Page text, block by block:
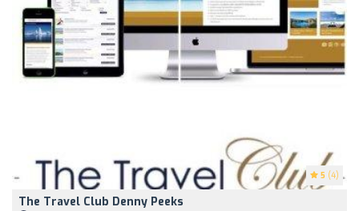
5 (4)
The Travel Club Denny Peeks